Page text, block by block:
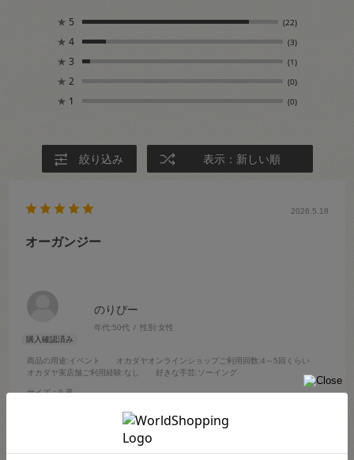
★ 5 (22)
★ 4 (3)
★ 3 (1)
★ 2 (0)
★ 1 (0)
絞り込み 表示：新しい順
のりぴー
年代:50代 性別:女性
商品の用途:イベント オカダヤオンラインショップご利用回数:4～5回くらい
オカダヤ実店舗ご利用経験:なし 好きな手芸:ソーイング
サイズ：9.黒
2026.5.18
オーガンジー
２.３年前にオーガンジーのサンプル帳を購入。
そのおかげで色々選べて重宝してます。
注文後、早急に発送してくれるのでありがたいです。